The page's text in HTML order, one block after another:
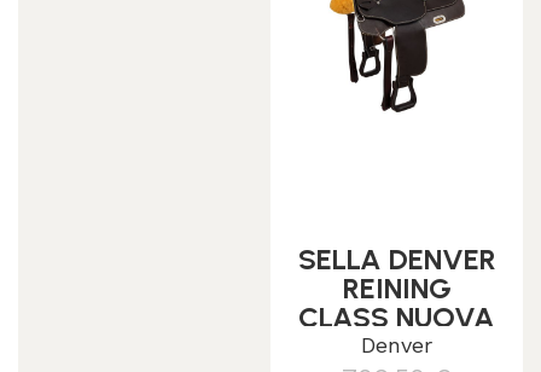
SELLA DENVER
REINING
CLASS NUOVA
ETICHETTATA
Denver